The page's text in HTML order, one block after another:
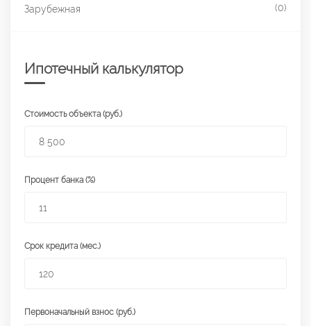
Зарубежная (0)
Ипотечный калькулятор
Стоимость объекта (руб.)
Процент банка (%)
Срок кредита (мес.)
Первоначальный взнос (руб.)